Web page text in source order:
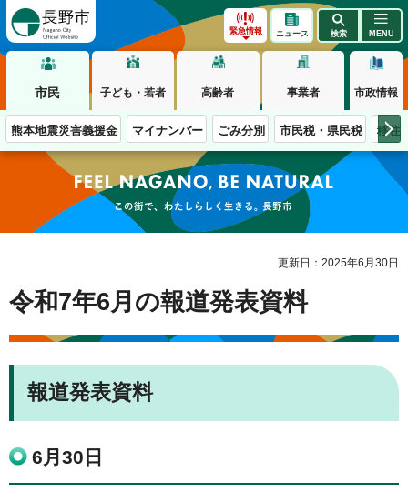
緊急情報 ニュース 検索 MENU
市民 子ども・若者 高齢者 事業者 市政情報
熊本地震災害義援金 マイナンバー ごみ分別 市民税・県民税 移住
この街で、わたしらしく生きる。長野市
更新日：2025年6月30日
令和7年6月の報道発表資料
報道発表資料
6月30日